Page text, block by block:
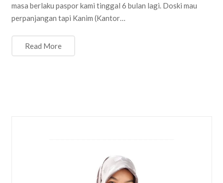
masa berlaku paspor kami tinggal 6 bulan lagi. Doski mau
perpanjangan tapi Kanim (Kantor…
Read More